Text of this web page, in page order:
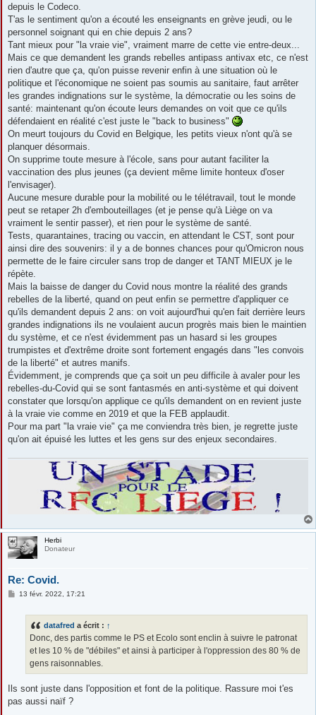
depuis le Codeco.
T'as le sentiment qu'on a écouté les enseignants en grève jeudi, ou le
personnel soignant qui en chie depuis 2 ans?
Tant mieux pour "la vraie vie", vraiment marre de cette vie entre-deux...
Mais ce que demandent les grands rebelles antipass antivax etc, ce n'est
rien d'autre que ça, qu'on puisse revenir enfin à une situation où le
politique et l'économique ne soient pas soumis au sanitaire, faut arrêter
les grandes indignations sur le système, la démocratie ou les soins de
santé: maintenant qu'on écoute leurs demandes on voit que ce qu'ils
défendaient en réalité c'est juste le "back to business"
On meurt toujours du Covid en Belgique, les petits vieux n'ont qu'à se
planquer désormais.
On supprime toute mesure à l'école, sans pour autant faciliter la
vaccination des plus jeunes (ça devient même limite honteux d'oser
l'envisager).
Aucune mesure durable pour la mobilité ou le télétravail, tout le monde
peut se retaper 2h d'embouteillages (et je pense qu'à Liège on va
vraiment le sentir passer), et rien pour le système de santé.
Tests, quarantaines, tracing ou vaccin, en attendant le CST, sont pour
ainsi dire des souvenirs: il y a de bonnes chances pour qu'Omicron nous
permette de le faire circuler sans trop de danger et TANT MIEUX je le
répète.
Mais la baisse de danger du Covid nous montre la réalité des grands
rebelles de la liberté, quand on peut enfin se permettre d'appliquer ce
qu'ils demandent depuis 2 ans: on voit aujourd'hui qu'en fait derrière leurs
grandes indignations ils ne voulaient aucun progrès mais bien le maintien
du système, et ce n'est évidemment pas un hasard si les groupes
trumpistes et d'extrême droite sont fortement engagés dans "les convois
de la liberté" et autres manifs.
Évidemment, je comprends que ça soit un peu difficile à avaler pour les
rebelles-du-Covid qui se sont fantasmés en anti-système et qui doivent
constater que lorsqu'on applique ce qu'ils demandent on en revient juste
à la vraie vie comme en 2019 et que la FEB applaudit.
Pour ma part "la vraie vie" ça me conviendra très bien, je regrette juste
qu'on ait épuisé les luttes et les gens sur des enjeux secondaires.
Herbi
Donateur
Re: Covid.
M13 févr. 2022, 17:21
datafred a écrit : ↑
Donc, des partis comme le PS et Ecolo sont enclin à suivre le patronat
et les 10 % de "débiles" et ainsi à participer à l'oppression des 80 % de
gens raisonnables.
Ils sont juste dans l'opposition et font de la politique. Rassure moi t'es
pas aussi naïf ?